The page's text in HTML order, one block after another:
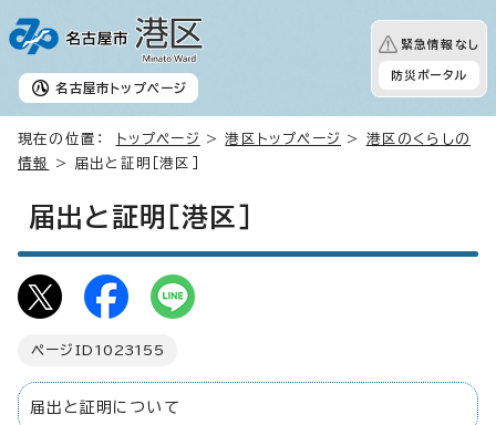
名古屋市 トップページ
緊急情報なし
防災ポータル
現在の位置： トップページ >港区トップページ > 港区のくらしの
情報
> 届出と証明［港区］
届出と証明［港区］
ページID 1023155
届出と証明について